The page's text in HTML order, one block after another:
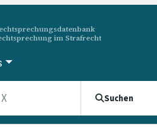
im Strafrecht
Suchen